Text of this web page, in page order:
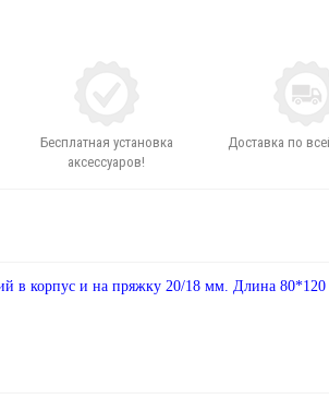
Бесплатная установка
аксессуаров!
Доставка по
в корпус и на пряжку 20/18 мм. Длина